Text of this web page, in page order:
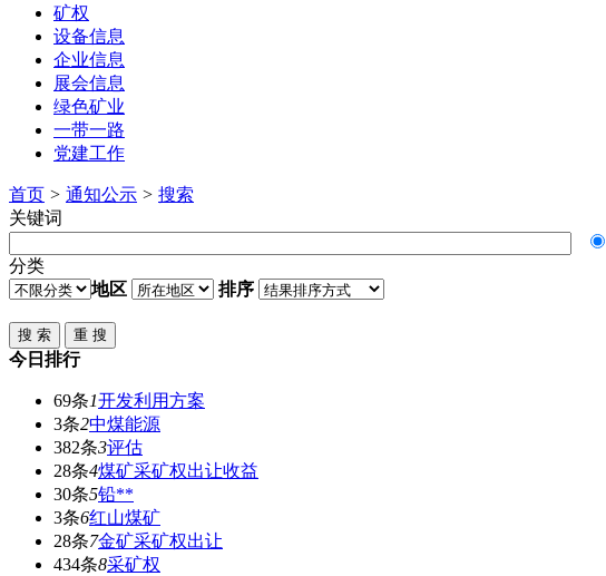
矿权
设备信息
企业信息
展会信息
绿色矿业
一带一路
党建工作
首页 > 通知公示 > 搜索
关键词
分类
地区
排序
今日排行
69条1开发利用方案
3条2中煤能源
382条3评估
28条4煤矿采矿权出让收益
30条5铅**
3条6红山煤矿
28条7金矿采矿权出让
434条8采矿权